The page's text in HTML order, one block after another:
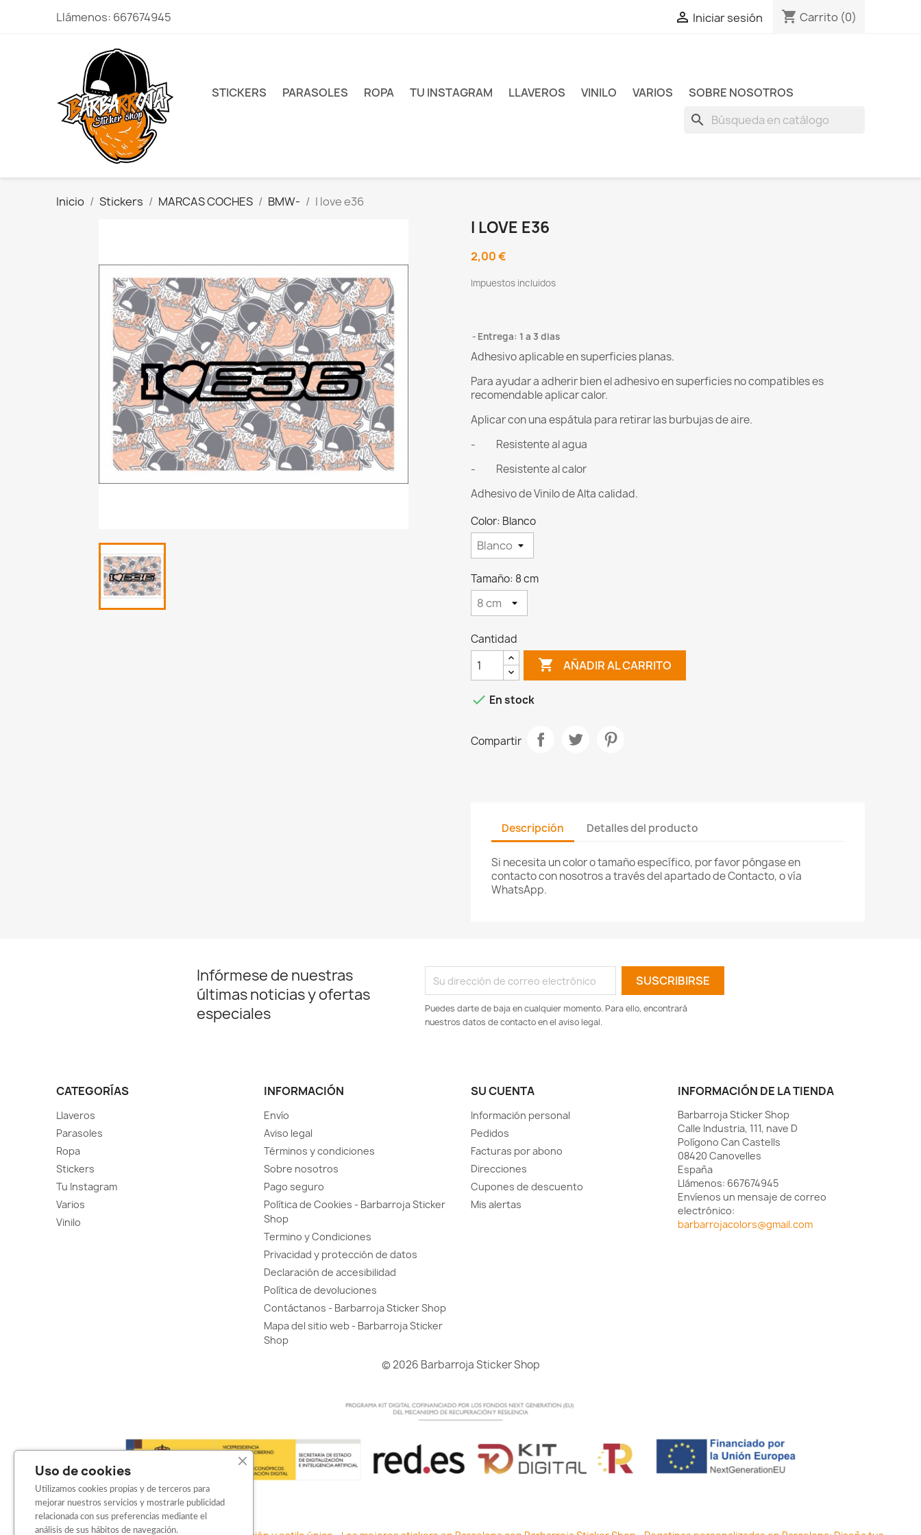
Llámenos: 667674945  Iniciar sesión shopping_cart Carrito (0)
STICKERS PARASOLES ROPA TU INSTAGRAM LLAVEROS VINILO VARIOS SOBRE NOSOTROS
search
Inicio Stickers MARCAS COCHES BMW- I love e36
I LOVE E36
2,00 €
Impuestos incluidos
Entrega: 1 a 3 dias
Adhesivo aplicable en superficies planas.
Para ayudar a adherir bien el adhesivo en superficies no compatibles es
recomendable aplicar calor.
Aplicar con una espátula para retirar las burbujas de aire.
- Resistente al agua
- Resistente al calor
Adhesivo de Vinilo de Alta calidad.
Color: Blanco
Tamaño: 8 cm
Cantidad
 AÑADIR AL CARRITO
 En stock
Compartir
Descripción Detalles del producto
Si necesita un color o tamaño específico, por favor póngase en
contacto con nosotros a través del apartado de Contacto, o vía
WhatsApp.
Infórmese de nuestras
últimas noticias y ofertas
especiales
Puedes darte de baja en cualquier momento. Para ello, encontrará
nuestros datos de contacto en el aviso legal.
CATEGORÍAS
Llaveros
Parasoles
Ropa
Stickers
Tu Instagram
Varios
Vinilo
INFORMACIÓN
Envío
Aviso legal
Términos y condiciones
Sobre nosotros
Pago seguro
Política de Cookies - Barbarroja Sticker
Shop
Termino y Condiciones
Privacidad y protección de datos
Declaración de accesibilidad
Política de devoluciones
Contáctanos - Barbarroja Sticker Shop
Mapa del sitio web - Barbarroja Sticker
Shop
SU CUENTA
Información personal
Pedidos
Facturas por abono
Direcciones
Cupones de descuento
Mis alertas
INFORMACIÓN DE LA TIENDA
Barbarroja Sticker Shop
Calle Industria, 111, nave D
Polígono Can Castells
08420 Canovelles
España
Llámenos: 667674945
Envíenos un mensaje de correo
electrónico:
barbarrojacolors@gmail.com
© 2026 Barbarroja Sticker Shop
Uso de cookies
Utilizamos cookies propias y de terceros para
mejorar nuestros servicios y mostrarle publicidad
relacionada con sus preferencias mediante el
análisis de sus hábitos de navegación.